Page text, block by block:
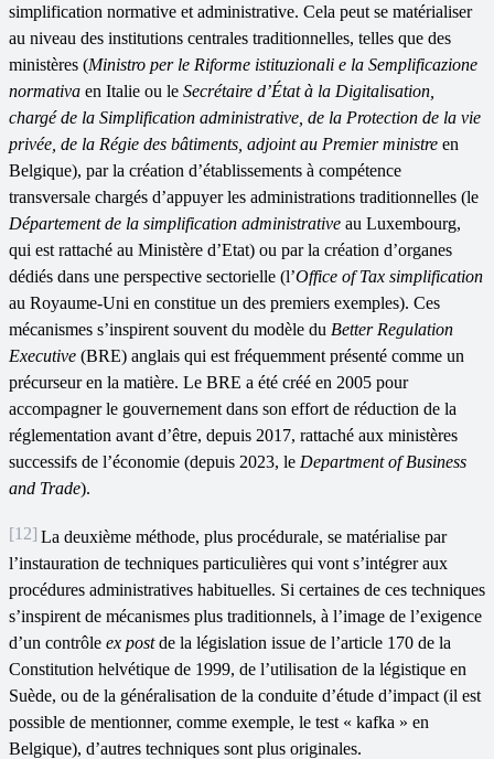
simplification normative et administrative. Cela peut se matérialiser
au niveau des institutions centrales traditionnelles, telles que des
ministères (Ministro per le Riforme istituzionali e la Semplificazione
normativa en Italie ou le Secrétaire d’État à la Digitalisation,
chargé de la Simplification administrative, de la Protection de la vie
privée, de la Régie des bâtiments, adjoint au Premier ministre en
Belgique), par la création d’établissements à compétence
transversale chargés d’appuyer les administrations traditionnelles (le
Département de la simplification administrative au Luxembourg,
qui est rattaché au Ministère d’Etat) ou par la création d’organes
dédiés dans une perspective sectorielle (l’Office of Tax simplification
au Royaume-Uni en constitue un des premiers exemples). Ces
mécanismes s’inspirent souvent du modèle du Better Regulation
Executive (BRE) anglais qui est fréquemment présenté comme un
précurseur en la matière. Le BRE a été créé en 2005 pour
accompagner le gouvernement dans son effort de réduction de la
réglementation avant d’être, depuis 2017, rattaché aux ministères
successifs de l’économie (depuis 2023, le Department of Business
and Trade).
[12] La deuxième méthode, plus procédurale, se matérialise par
l’instauration de techniques particulières qui vont s’intégrer aux
procédures administratives habituelles. Si certaines de ces techniques
s’inspirent de mécanismes plus traditionnels, à l’image de l’exigence
d’un contrôle ex postde la législation issue de l’article 170 de la
Constitution helvétique de 1999, de l’utilisation de la légistique en
Suède, ou de la généralisation de la conduite d’étude d’impact (il est
possible de mentionner, comme exemple, le test « kafka » en
Belgique), d’autres techniques sont plus originales.